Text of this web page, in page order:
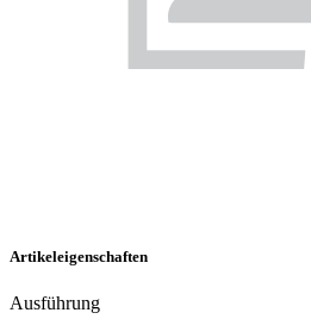
Artikeleigenschaften
Ausführung